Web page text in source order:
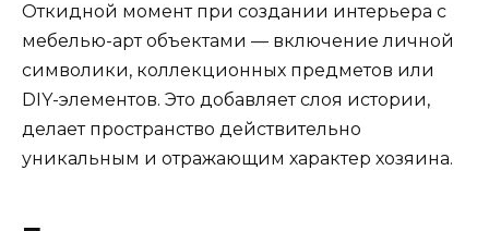
Откидной момент при создании интерьера с
мебелью-арт объектами — включение личной
символики, коллекционных предметов или
DIY-элементов. Это добавляет слоя истории,
делает пространство действительно
уникальным и отражающим характер хозяина.